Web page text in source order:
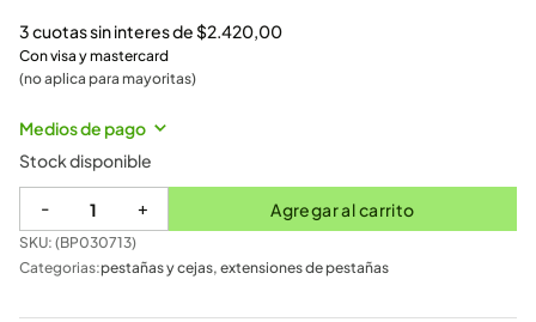
3 cuotas sin interes de$2.420,00
Con visa y mastercard
(no aplica para mayoritas)
Medios de pago
Stock disponible
- + Agregar al carrito
SKU: (BP030713)
Categorias:pestañas y cejas, extensiones de pestañas